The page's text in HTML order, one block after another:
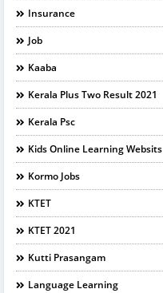
Insurance
Job
Kaaba
Kerala Plus Two Result 2021
Kerala Psc
Kids Online Learning Websits
Kormo Jobs
KTET
KTET 2021
Kutti Prasangam
Language Learning